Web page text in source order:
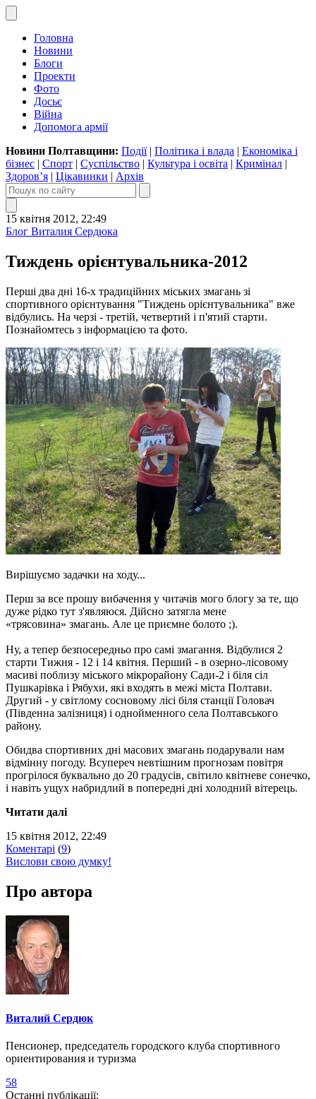
Головна
Новини
Блоги
Проекти
Фото
Досьє
Війна
Допомога армії
Новини Полтавщини: Події| Політика і влада | Економіка і
бізнес | Спорт | Суспільство | Культура і освіта | Кримінал |
Здоров’я | Цікавинки | Архів
15 квітня 2012, 22:49
Блог Виталия Сердюка
Тиждень орієнтувальника-2012
Перші два дні 16-х традиційних міських змагань зі
спортивного орієнтування "Тиждень орієнтувальника" вже
відбулись. На черзі - третій, четвертий і п'ятий старти.
Познайомтесь з інформацією та фото.
Вирішуємо задачки на ходу...
Перш за все прошу вибачення у читачів мого блогу за те, що
дуже рідко тут з'являюся. Дійсно затягла мене
«трясовина» змагань. Але це приємне болото ;).
Ну, а тепер безпосередньо про самі змагання. Відбулися 2
старти Тижня - 12 і 14 квітня. Перший - в озерно-лісовому
масиві поблизу міського мікрорайону Сади-2 і біля сіл
Пушкарівка і Рябухи, які входять в межі міста Полтави.
Другий - у світлому сосновому лісі біля станції Головач
(Південна залізниця) і однойменного села Полтавського
району.
Обидва спортивних дні масових змагань подарували нам
відмінну погоду. Всупереч невтішним прогнозам повітря
прогрілося буквально до 20 градусів, світило квітневе сонечко,
і навіть ущух набридлий в попередні дні холодний вітерець.
Читати далі
15 квітня 2012, 22:49
Коментарі (9)
Вислови свою думку!
Про автора
Виталий Сердюк
Пенсионер, председатель городского клуба спортивного
ориентирования и туризма
58
Останні публікації: